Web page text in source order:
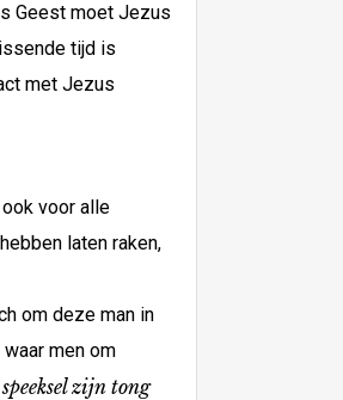
Geest moet Jezus
tijd is
met Jezus
voor alle
laten raken,
om deze man in
men om
zijn tong